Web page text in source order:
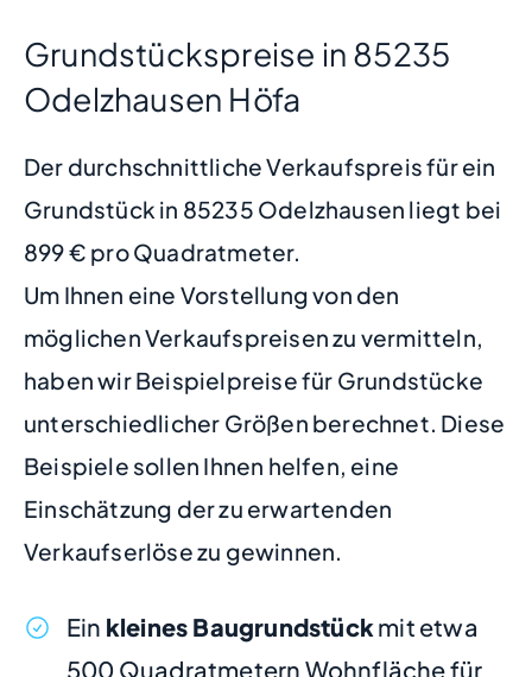
Grundstückspreise in 85235
Odelzhausen Höfa
Der durchschnittliche Verkaufspreis für ein
Grundstück in 85235 Odelzhausen liegt bei
899 € pro Quadratmeter.
Um Ihnen eine Vorstellung von den
möglichen Verkaufspreisen zu vermitteln,
haben wir Beispielpreise für Grundstücke
unterschiedlicher Größen berechnet. Diese
Beispiele sollen Ihnen helfen, eine
Einschätzung der zu erwartenden
Verkaufserlöse zu gewinnen.
Ein kleines Baugrundstückmit etwa
500 Quadratmetern Wohnfläche für